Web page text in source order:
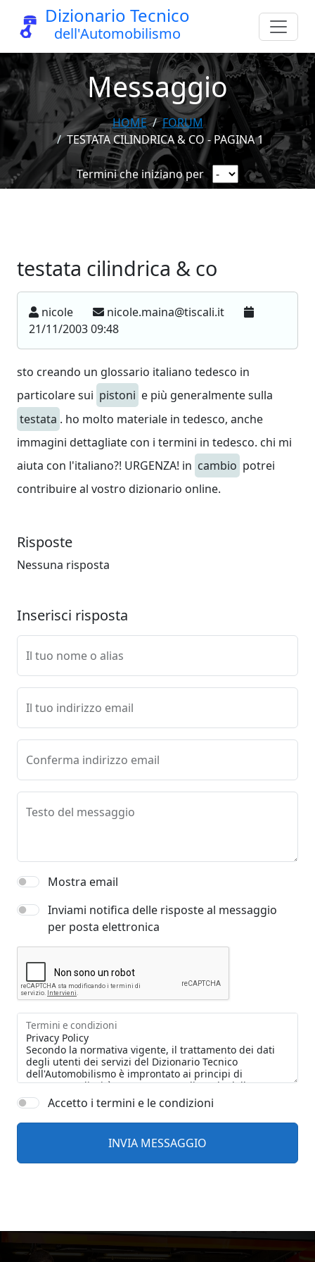
Dizionario Tecnico
dell'Automobilismo
Messaggio
HOME
FORUM
TESTATA CILINDRICA & CO - PAGINA 1
Termini che iniziano per
testata cilindrica & co
nicole
nicole.maina@tiscali.it
21/11/2003 09:48
sto creando un glossario italiano tedesco in
particolare sui pistoni e più generalmente sulla
testata . ho molto materiale in tedesco, anche
immagini dettagliate con i termini in tedesco. chi mi
aiuta con l'italiano?! URGENZA! in cambio potrei
contribuire al vostro dizionario online.
Risposte
Nessuna risposta
Inserisci risposta
Il tuo nome o alias
Il tuo indirizzo email
Conferma indirizzo email
Testo del messaggio
Mostra email
Inviami notifica delle risposte al messaggio
per posta elettronica
Termini e condizioni
Accetto i termini e le condizioni